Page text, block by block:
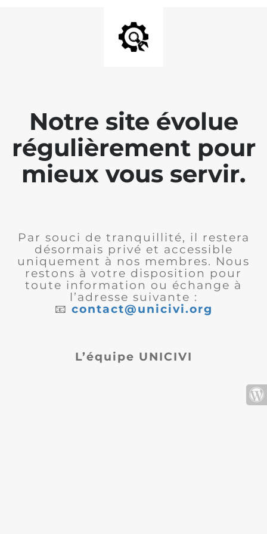
Notre site évolue
régulièrement pour
mieux vous servir.
Par souci de tranquillité, il restera
désormais privé et accessible
uniquement à nos membres. Nous
restons à votre disposition pour
toute information ou échange à
l’adresse suivante :
📧 contact@unicivi.org
L’équipe UNICIVI